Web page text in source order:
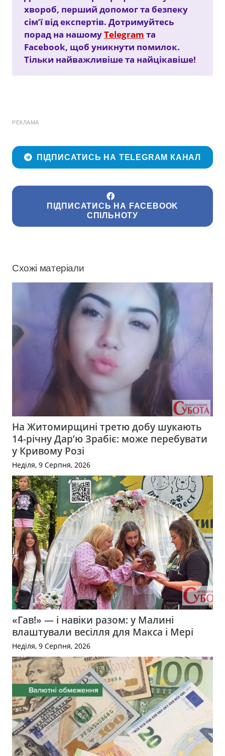
хвороб, перший допомог та безпеку
сім’ї від експертів. Дотримуйтесь
порад на нашомуTelegram та
Facebook, щоб уникнути помилок.
Тільки найважливіше та найцікавіше!
РЕКЛАМА
ПІДПИСАТИСЬ НА TELEGRAM КАНАЛ
ПІДПИСАТИСЬ НА FACEBOOK
СПІЛЬНОТУ
Схожі матеріали
На Житомирщині третю добу шукають
14-річну Дар’ю Зрабіє: може перебувати
у Кривому Розі
Неділя, 9 Серпня, 2026
«Гав!» — і навіки разом: у Малині
влаштували весілля для Макса і Мері
Неділя, 9 Серпня, 2026